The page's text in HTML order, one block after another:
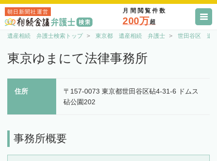
朝日新聞社運営 月間閲覧件数
200万超
遺産相続 弁護士検索トップ 東京都 遺産相続 弁護士 世田谷区 遺
東京ゆまにて法律事務所
住所
〒157-0073 東京都世田谷区砧4-31-6 ドムス
砧公園202
事務所概要